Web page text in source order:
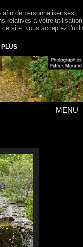
MENU
de personnaliser ses
relatives à votre
site, vous acceptez
PLUS